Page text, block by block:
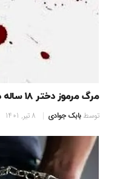
مرگ مرموز دختر ۱۸ ساله در میهمانی
توسطبابک جوادی 8 تیر, 1401